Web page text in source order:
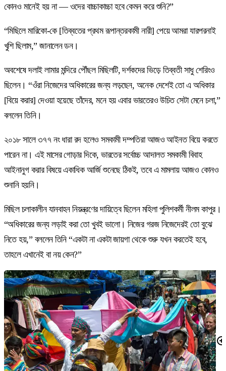
কোনও মানেই হয় না — ওদের বাচ্চাকাচ্চা হবে কেমন করে শুনি?”
“মিছিলে মারিকো-কে [তিব্বতের প্রথম রূপান্তরকামী নারী] পেয়ে আমরা যারপরনাই
খুশি ছিলাম,” জানালেন ডন।
অবশেষে দলাই লামার মন্দিরে পৌঁছল মিছিলটি, দর্শকদের ভিড়ে তিব্বতী সাধু শেরিংও
ছিলেন। “ওঁরা নিজেদের অধিকারের জন্য লড়ছেন, অনেক দেশেই তো এ অধিকার
[বিয়ে করার] দেওয়া হয়েছে তাঁদের, মনে হয় এবার ভারতেরও উচিত সেটা মেনে চলা,”
বললেন তিনি।
২০১৮ সালে ৩৭৭ নং ধারা রদ হলেও সমকামী দম্পতিরা আজও আইনত বিয়ে করতে
পারেন না। এই মাসের গোড়ার দিকে, ভারতের সর্বোচ্চ আদালত সমকামী বিবাহ
আইনানুগ করার বিষয়ে একাধিক আর্জি শুনেছে ঠিকই, তবে এ মামলায় আজও কোনও
শুনানি হয়নি।
মিছিল চলাকালীন যানবাহন নিয়ন্ত্রণের দায়িত্বে ছিলেন মহিলা পুলিশকর্মী নীলম কাপুর।
“অধিকারের জন্য লড়াই করা তো খুবই ভালো। নিজের গরজ নিজেদেরই তো বুঝে
নিতে হয়,” বললেন তিনি “একটা না একটা জায়গা থেকে শুরু যখন করতেই হবে,
তাহলে এখানেই বা নয় কেন?”